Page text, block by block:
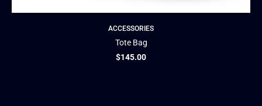
ACCESSORIES
Tote Bag
$145.00